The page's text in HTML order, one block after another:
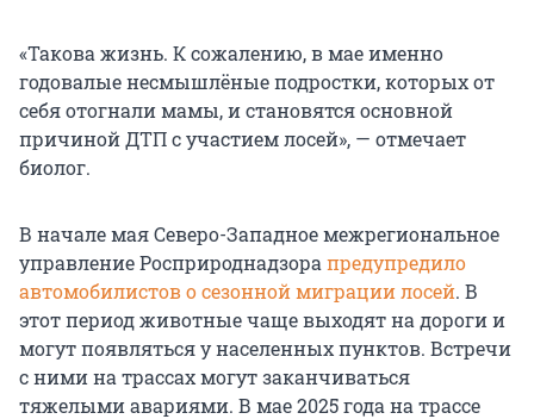
«Такова жизнь. К сожалению, в мае именно
годовалые несмышлёные подростки, которых от
себя отогнали мамы, и становятся основной
причиной ДТП с участием лосей», — отмечает
биолог.
В начале мая Северо-Западное межрегиональное
управление Росприроднадзора предупредило
автомобилистов о сезонной миграции лосей. В
этот период животные чаще выходят на дороги и
могут появляться у населенных пунктов. Встречи
с ними на трассах могут заканчиваться
тяжелыми авариями. В мае 2025 года на трассе